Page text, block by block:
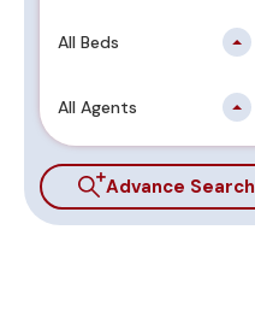
All Beds
All Agents
Advance Search